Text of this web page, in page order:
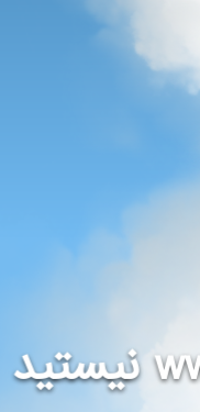
نیستید